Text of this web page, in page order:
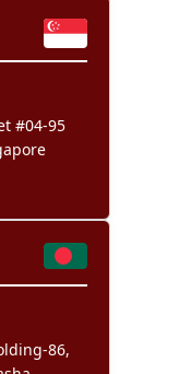
#04-95
86,